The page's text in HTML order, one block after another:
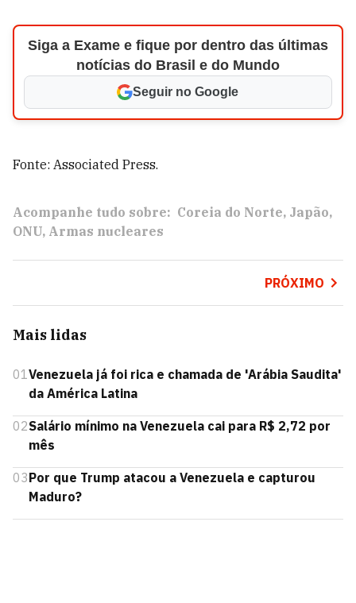
Siga a Exame e fique por dentro das últimas
notícias do Brasil e do Mundo
Seguir no Google
Fonte: Associated Press.
Acompanhe tudo sobre: Coreia do Norte Japão
ONU Armas nucleares
PRÓXIMO
Mais lidas
01Venezuela já foi rica e chamada de 'Arábia Saudita'
da América Latina
02Salário mínimo na Venezuela cai para R$ 2,72 por
mês
03Por que Trump atacou a Venezuela e capturou
Maduro?